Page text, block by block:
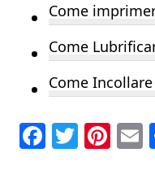
Come
Come
Come
F T Pi